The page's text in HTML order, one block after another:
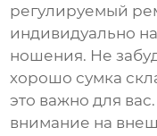
регулируемый
индивидуально
ношения. Не
хорошо сумка
это важно для
внимание на